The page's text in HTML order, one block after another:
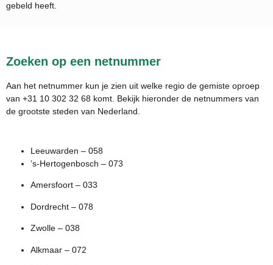
gebeld heeft.
Zoeken op een netnummer
Aan het netnummer kun je zien uit welke regio de gemiste oproep
van +31 10 302 32 68 komt. Bekijk hieronder de netnummers van
de grootste steden van Nederland.
Leeuwarden – 058
’s-Hertogenbosch – 073
Amersfoort – 033
Dordrecht – 078
Zwolle – 038
Alkmaar – 072